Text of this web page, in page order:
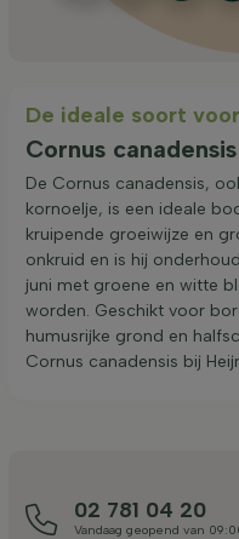
De ideale soort
Cornus
De Cornus canadensis,
kornoelje, is een ideale
kruipende groeiwijze en
onkruid en is hij
juni met groene en witte
worden. Geschikt voor
humusrijke grond en
Cornus canadensis bij
02 781 04 20
Vandaag geopend van